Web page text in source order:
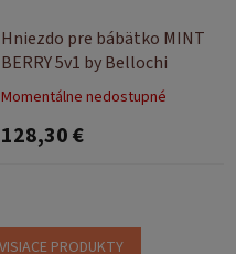
Hniezdo pre bábätko MINT
BERRY 5v1 by Bellochi
Momentálne nedostupné
128,30 €
PRODUKTY